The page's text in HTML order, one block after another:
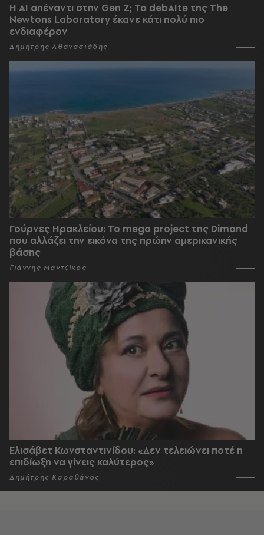
Η AI απέναντι στην Gen Z; Το debAIte της The
Newtons Laboratory έκανε κάτι πολύ πιο
ενδιαφέρον
Δημήτρης Αθανασιάδης
Γούρνες Ηρακλείου: To mega project της Dimand
που αλλάζει την εικόνα της πρώην αμερικανικής
βάσης
Γιάννης Μαντζίκος
Ελισάβετ Κωνσταντινίδου: «Δεν τελειώνει ποτέ η
επιδίωξη να γίνεις καλύτερος»
Δημήτρης Καραθάνος